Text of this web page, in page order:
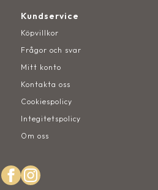
Kundservice
Köpvillkor
Frågor och svar
Mitt konto
Kontakta oss
Cookiespolicy
Integitetspolicy
Om oss